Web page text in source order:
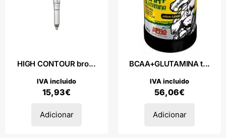
HIGH CONTOUR bro...
15,93€
IVA incluido
Adicionar
BCAA+GLUTAMINA t...
56,06€
IVA incluido
Adicionar